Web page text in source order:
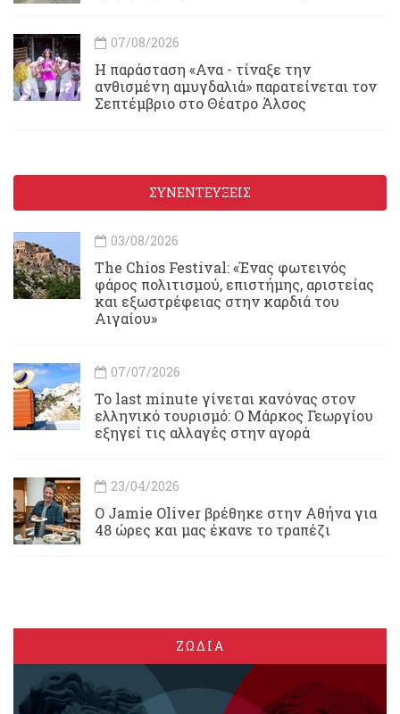
07/08/2026
Η παράσταση «Ανα - τίναξε την
ανθισμένη αμυγδαλιά» παρατείνεται τον
Σεπτέμβριο στο Θέατρο Άλσος
ΣΥΝΕΝΤΕΥΞΕΙΣ
03/08/2026
Τhe Chios Festival: «Ένας φωτεινός
φάρος πολιτισμού, επιστήμης, αριστείας
και εξωστρέφειας στην καρδιά του
Αιγαίου»
07/07/2026
Το last minute γίνεται κανόνας στον
ελληνικό τουρισμό: Ο Μάρκος Γεωργίου
εξηγεί τις αλλαγές στην αγορά
23/04/2026
Ο Jamie Oliver βρέθηκε στην Αθήνα για
48 ώρες και μας έκανε το τραπέζι
ΖΩΔΙΑ